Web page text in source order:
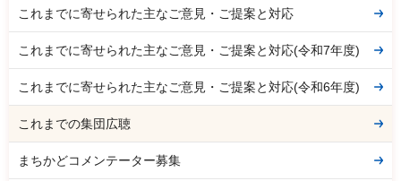
これまでに寄せられた主なご意見・ご提案と対応
これまでに寄せられた主なご意見・ご提案と対応(令和7年度)
これまでに寄せられた主なご意見・ご提案と対応(令和6年度)
これまでの集団広聴
まちかどコメンテーター募集